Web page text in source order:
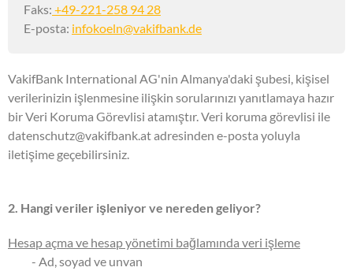
Faks: +49-221-258 94 28
E-posta: infokoeln@vakifbank.de
VakifBank International AG'nin Almanya'daki şubesi, kişisel
verilerinizin işlenmesine ilişkin sorularınızı yanıtlamaya hazır
bir Veri Koruma Görevlisi atamıştır. Veri koruma görevlisi ile
datenschutz@vakifbank.at adresinden e-posta yoluyla
iletişime geçebilirsiniz.
2. Hangi veriler işleniyor ve nereden geliyor?
Hesap açma ve hesap yönetimi bağlamında veri işleme
- Ad, soyad ve unvan